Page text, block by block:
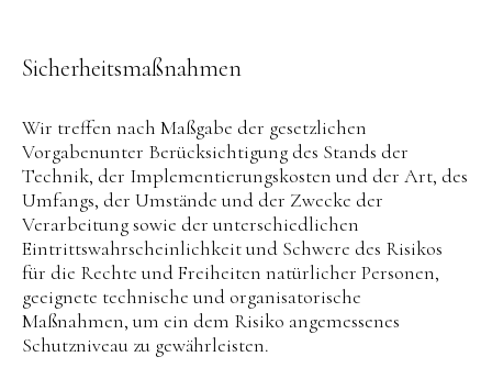
Sicherheitsmaßnahmen
Wir treffen nach Maßgabe der gesetzlichen
Vorgabenunter Berücksichtigung des Stands der
Technik, der Implementierungskosten und der Art, des
Umfangs, der Umstände und der Zwecke der
Verarbeitung sowie der unterschiedlichen
Eintrittswahrscheinlichkeit und Schwere des Risikos
für die Rechte und Freiheiten natürlicher Personen,
geeignete technische und organisatorische
Maßnahmen, um ein dem Risiko angemessenes
Schutzniveau zu gewährleisten.